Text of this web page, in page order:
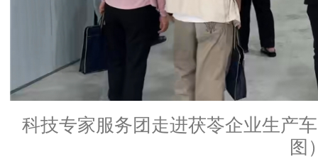
科技专家服务团走进茯苓企业生产
图